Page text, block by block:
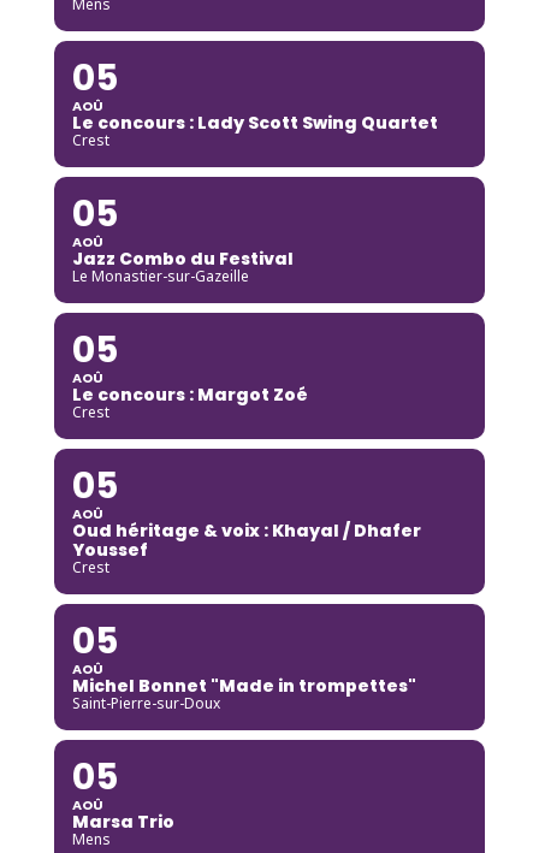
Mens
05
AOÛ
Le concours : Lady Scott Swing Quartet
Crest
05
AOÛ
Jazz Combo du Festival
Le Monastier-sur-Gazeille
05
AOÛ
Le concours : Margot Zoé
Crest
05
AOÛ
Oud héritage & voix : Khayal / Dhafer
Youssef
Crest
05
AOÛ
Michel Bonnet "Made in trompettes"
Saint-Pierre-sur-Doux
05
AOÛ
Marsa Trio
Mens